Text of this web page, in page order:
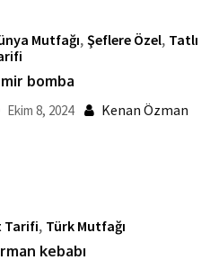
Mutfağı, Şeflere Özel, Tatlı
bomba
Ekim 8, 2024 Kenan Özman
Tarifi, Türk Mutfağı
kebabı